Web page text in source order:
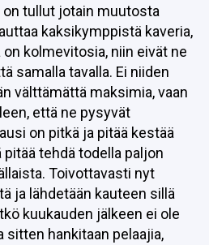
tullut jotain muutosta
kaksikymppistä kaveria,
kolmevitosia, niin eivät ne
samalla tavalla. Ei niiden
välttämättä maksimia, vaan
että ne pysyvät
on pitkä ja pitää kestää
tehdä todella paljon
Toivottavasti nyt
ja lähdetään kauteen sillä
kuukauden jälkeen ei ole
sitten hankitaan pelaajia,